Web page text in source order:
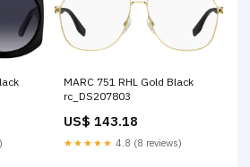
MARC 751 RHL Gold Black
rc_DS207803
US$ 143.18
★★★★★ 4.8 (8 reviews)